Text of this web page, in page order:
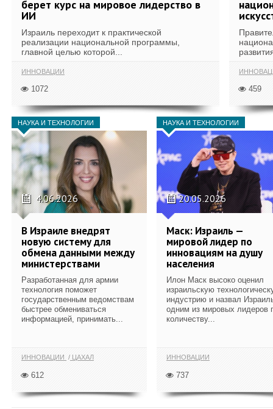
берет курс на мировое лидерство в
ИИ
Израиль переходит к практической
реализации национальной программы,
главной целью которой...
ИННОВАЦИИ
1072 459
НАУКА И ТЕХНОЛОГИИ
4.06.2026
В Израиле внедрят
новую систему для
обмена данными между
министерствами
Разработанная для армии
технология поможет
государственным ведомствам
быстрее обмениваться
информацией, принимать...
ИННОВАЦИИ ЦАХАЛ
612
НАУКА И ТЕХНОЛОГИИ
20.05.2026
Маск: Израиль —
мировой лидер по
инновациям на душу
населения
Илон Маск высоко оценил
израильскую
индустрию и назвал
одним из мировых лидеров
количеству...
ИННОВАЦИИ
737